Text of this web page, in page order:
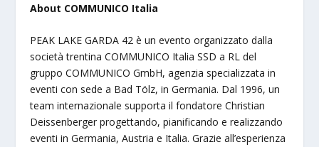
About COMMUNICO Italia
PEAK LAKE GARDA 42 è un evento organizzato dalla
società trentina COMMUNICO Italia SSD a RL del
gruppo COMMUNICO GmbH, agenzia specializzata in
eventi con sede a Bad Tölz, in Germania. Dal 1996, un
team internazionale supporta il fondatore Christian
Deissenberger progettando, pianificando e realizzando
eventi in Germania, Austria e Italia. Grazie all’esperienza